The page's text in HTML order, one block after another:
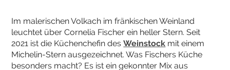
Im malerischen Volkach im fränkischen Weinland
leuchtet über Cornelia Fischer ein heller Stern. Seit
2021 ist die Küchenchefin desWeinstock mit einem
Michelin-Stern ausgezeichnet. Was Fischers Küche
besonders macht? Es ist ein gekonnter Mix aus